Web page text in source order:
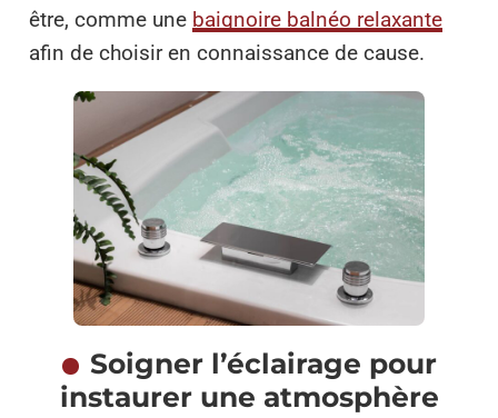
être, comme une baignoire balnéo relaxante
afin de choisir en connaissance de cause.
Soigner l’éclairage pour
instaurer une atmosphère